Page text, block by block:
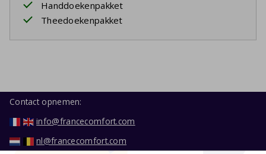
Handdoekenpakket
Theedoekenpakket
Contact opnemen:
info@francecomfort.com
nl@francecomfort.com